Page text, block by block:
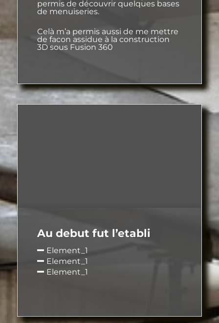
permis de découvrir quelques bases
de menuiseries.
Celà m’a permis aussi de me mettre
de facon assidue à la construction
3D sous Fusion 360
Au debut fut l’etabli
Element_1
Element_1
Element_1